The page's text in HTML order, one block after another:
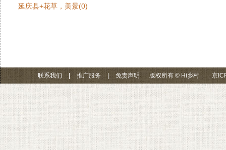
延庆县+花草，美景(0)
联系我们 | 推广服务 免责声明 版权所有 © Hi乡村 京